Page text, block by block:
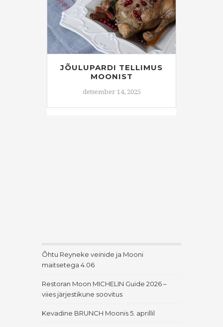
JÕULUPARDI TELLIMUS
MOONIST
detsember 14, 2025
Õhtu Reyneke veinide ja Mooni
maitsetega 4.06
Restoran Moon MICHELIN Guide 2026 –
viies järjestikune soovitus
Kevadine BRUNCH Moonis 5. aprillil